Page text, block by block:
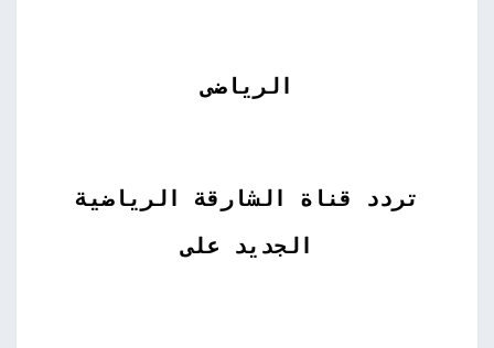
الرياضى
تردد قناة الشارقة الرياضية
الجديد على